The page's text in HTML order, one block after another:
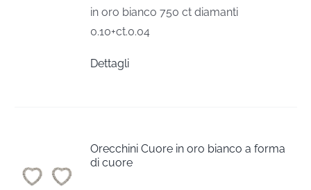
in oro bianco 750 ct diamanti
0.10+ct.0.04
Dettagli
Orecchini Cuore in oro bianco a forma
di cuore